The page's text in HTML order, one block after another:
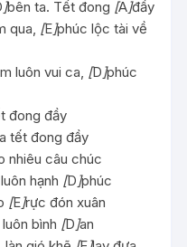
]bên ta. Tết đong [A]đầy
qua, [E]phúc lộc tài về
luôn vui ca, [D]phúc
đong đầy
tết đong đầy
nhiêu câu chúc
hạnh [D]phúc
[E]rực đón xuân
bình [D]an